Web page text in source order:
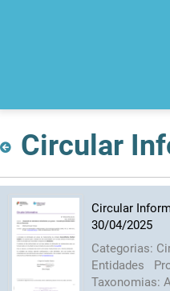
Circular
30/04/2025
Categorias:
Entidades
Taxonomias: